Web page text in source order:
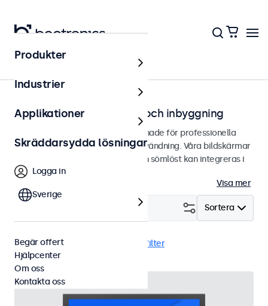
Hem
Bildskärmar för infällning och inbyggning
Infällningsbara bildskärmar designade för professionella
applikationer och kontinuerlig användning. Våra bildskärmar
har ett robust metallhölje och kan sömlöst kan integreras i
alla applikationer och alla miljöer.
Visa mer
Sortera
Inbyggd Vandalsäker Rensa filter
Produkter
Industrier
Applikationer
Skräddarsydda lösningar
Logga in
Sverige
Begär offert
Hjälpcenter
Om oss
Kontakta oss